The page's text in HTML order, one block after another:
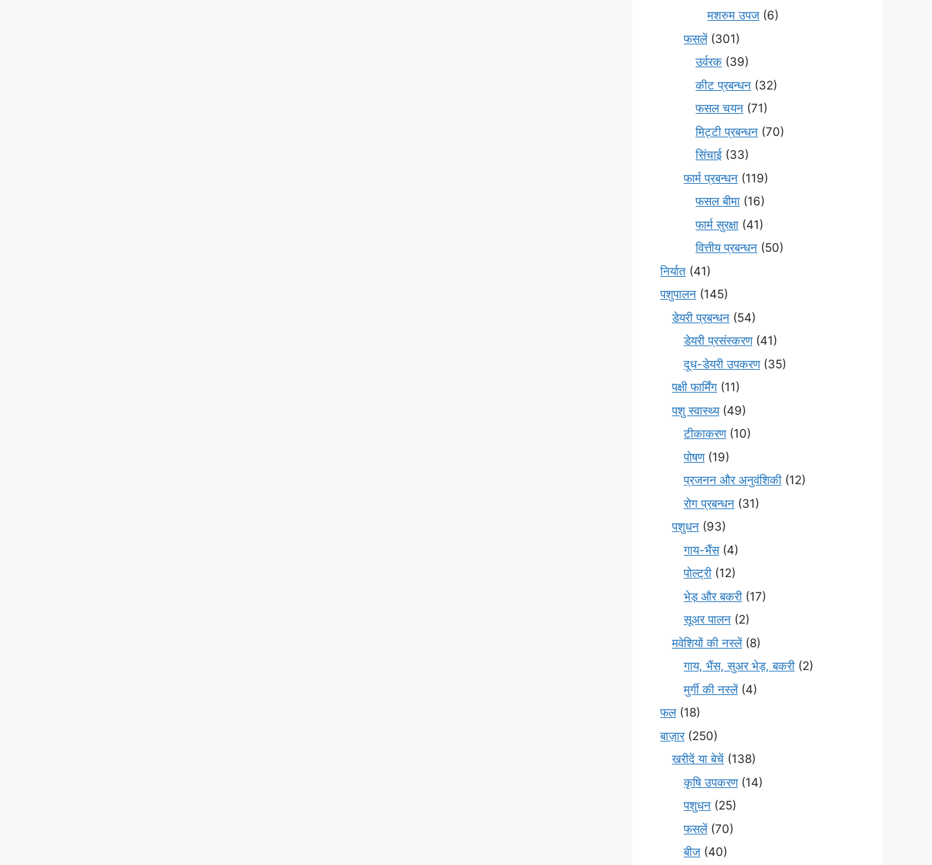
मशरुम उपज (6)
फसलें(301)
उर्वरक (39)
कीट प्रबन्धन (32)
फसल चयन (71)
मि‌ट्टी प्रबन्धन (70)
सिंचाई (33)
फार्म प्रबन्धन (119)
फसल बीमा (16)
फार्म सुरक्षा (41)
वित्तीय प्रबन्धन (50)
निर्यात (41)
पशुपालन (145)
डेयरी प्रबन्धन (54)
डेयरी प्रसंस्करण(41)
दूध-डेयरी उपकरण(35)
पक्षी फार्मिंग (11)
पशु स्वास्थ्य(49)
टीकाकरण(10)
पोषण(19)
प्रजनन और अनुवंशिकी (12)
रोग प्रबन्धन (31)
पशुधन (93)
गाय-भैंस(4)
पोल्ट्री (12)
भेड़ और बकरी (17)
सूअर पालन (2)
मवेशियों की नस्लें(8)
गाय, भैंस, सुअर भेड़, बकरी (2)
मुर्गी की नस्लें(4)
फल(18)
बाज़ार(250)
खरीदें या बेचें (138)
कृषि उपकरण(14)
पशुधन (25)
फसलें(70)
बीज (40)